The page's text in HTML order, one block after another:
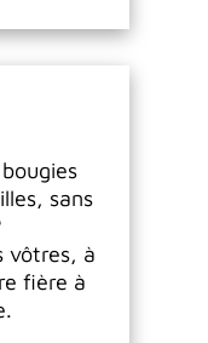
sans
vôtres, à
fière à